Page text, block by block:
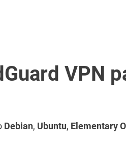
VPN
Debian, Ubuntu, Elementary